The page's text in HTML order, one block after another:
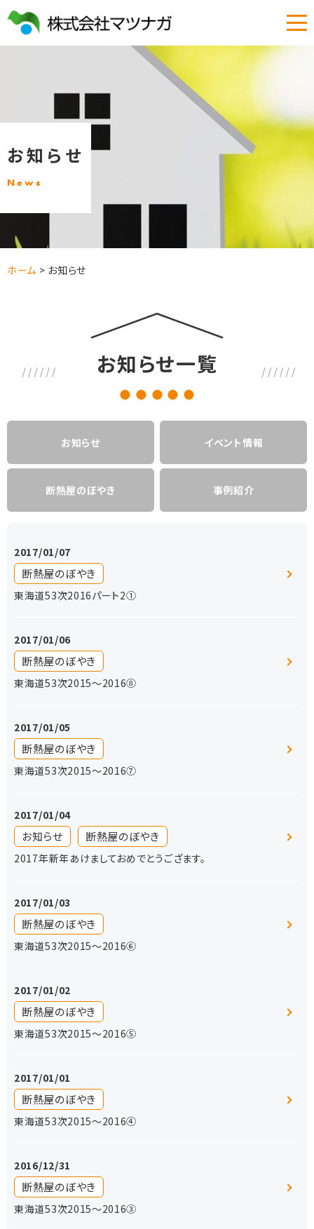
お知らせ
News
ホーム > お知らせ
お知らせ一覧
お知らせ イベント情報
断熱屋のぼやき 事例紹介
2017/01/07
断熱屋のぼやき
東海道53次2016パート2①
2017/01/06
断熱屋のぼやき
東海道53次2015〜2016⑧
2017/01/05
断熱屋のぼやき
東海道53次2015〜2016⑦
2017/01/04
お知らせ 断熱屋のぼやき
2017年新年あけましておめでとうござます。
2017/01/03
断熱屋のぼやき
東海道53次2015〜2016⑥
2017/01/02
断熱屋のぼやき
東海道53次2015〜2016⑤
2017/01/01
断熱屋のぼやき
東海道53次2015〜2016④
2016/12/31
断熱屋のぼやき
東海道53次2015〜2016③